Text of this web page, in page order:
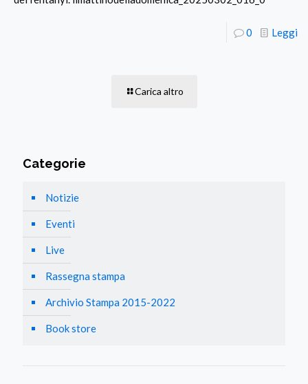
0 Leggi
Carica altro
Categorie
Notizie
Eventi
Live
Rassegna stampa
Archivio Stampa 2015-2022
Book store